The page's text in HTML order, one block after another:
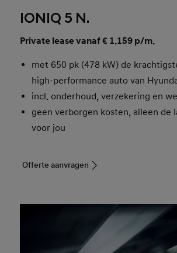
IONIQ 5 N.
Private lease vanaf € 1.159 p/m.
met 650 pk (478 kW) de
high-performance auto van
incl. onderhoud, verzekering en
geen verborgen kosten, alleen de
voor jou
Offerte aanvragen